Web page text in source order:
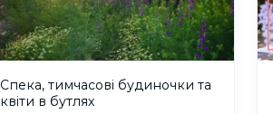
Спека, тимчасові будиночки та
квіти в бутлях